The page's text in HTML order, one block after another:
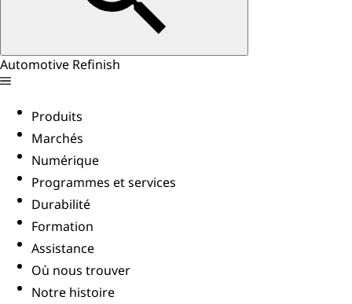
Automotive Refinish
Produits
Marchés
Numérique
Programmes et services
Durabilité
Formation
Assistance
Où nous trouver
Notre histoire